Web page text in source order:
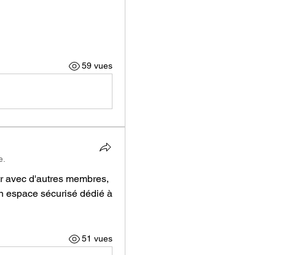
59 vues
avec d'autres membres,
espace sécurisé dédié à
51 vues